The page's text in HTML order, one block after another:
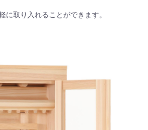
に取り入れることができます。